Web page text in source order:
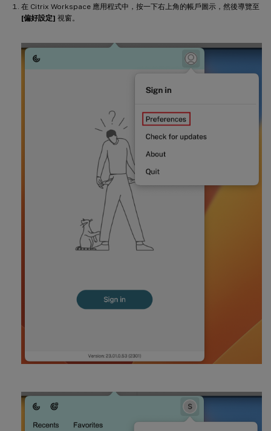
在 Citrix Workspace 應用程式中，按一下右上角的帳戶圖示，然後導覽至
[偏好設定] 視窗。